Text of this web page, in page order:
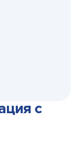
с